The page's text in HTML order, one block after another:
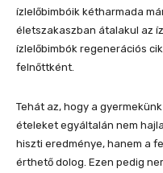
ízlelőbimbóik kétharmada
életszakaszban átalakul az
ízlelőbimbók regenerációs
felnőttként.
Tehát az, hogy a
ételeket egyáltalán nem
hiszti eredménye, hanem a
érthető dolog. Ezen pedig